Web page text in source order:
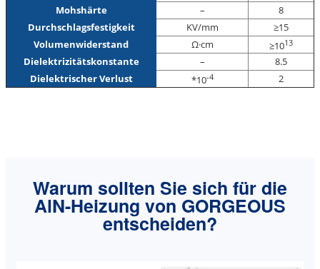
Mohshärte
–
8
Durchschlagsfestigkeit
KV/mm
≥15
Volumenwiderstand
Ω·cm ≥1013
Dielektrizitätskonstante –
8.5
Dielektrischer Verlust
*10-4 2
Warum sollten Sie sich für die
AlN-Heizung von GORGEOUS
entscheiden?